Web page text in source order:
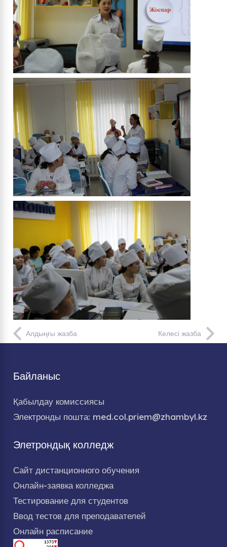
Алдыңғы жазба Келесі жазба
Байланыс
Қабылдау комиссиясы
Электронды пошта: med.col.priem@zhambyl.kz
Элетрондық колледж
Сайт дистанционного обучения
Онлайн-заявка колледжа
Тестирование для студентов
Ввод тестов для преподавателей
Онлайн расписание